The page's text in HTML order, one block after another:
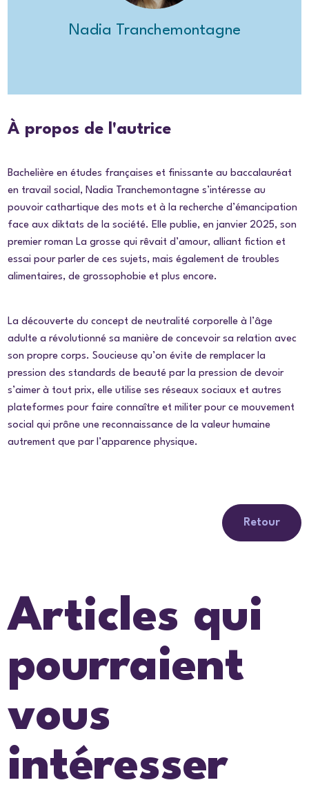
Nadia Tranchemontagne
À propos de l'autrice
Bachelière en études françaises et finissante au baccalauréat
en travail social, Nadia Tranchemontagne s’intéresse au
pouvoir cathartique des mots et à la recherche d’émancipation
face aux diktats de la société. Elle publie, en janvier 2025, son
premier romanLa grosse qui rêvait d’amour, alliant fiction et
essai pour parler de ces sujets, mais également de troubles
alimentaires, de grossophobie et plus encore.
La découverte du concept de neutralité corporelle à l’âge
adulte a révolutionné sa manière de concevoir sa relation avec
son propre corps. Soucieuse qu’on évite de remplacer la
pression des standards de beauté par la pression de devoir
s’aimer à tout prix, elle utilise ses réseaux sociaux et autres
plateformes pour faire connaître et militer pour ce mouvement
social qui prône une reconnaissance de la valeur humaine
autrement que par l’apparence physique.
Retour
Articles qui
pourraient
vous
intéresser